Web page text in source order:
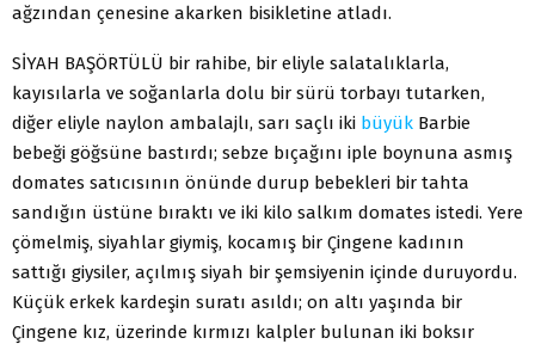
ağzından çenesine akarken bisikletine atladı.
SİYAH BAŞÖRTÜLÜ bir rahibe, bir eliyle salatalıklarla,
kayısılarla ve soğanlarla dolu bir sürü torbayı tutarken,
diğer eliyle naylon ambalajlı, sarı saçlı iki büyük Barbie
bebeği göğsüne bastırdı; sebze bıçağını iple boynuna asmış
domates satıcısının önünde durup bebekleri bir tahta
sandığın üstüne bıraktı ve iki kilo salkım domates istedi. Yere
çömelmiş, siyahlar giymiş, kocamış bir Çingene kadının
sattığı giysiler, açılmış siyah bir şemsiyenin içinde duruyordu.
Küçük erkek kardeşin suratı asıldı; on altı yaşında bir
Çingene kız, üzerinde kırmızı kalpler bulunan iki boksır